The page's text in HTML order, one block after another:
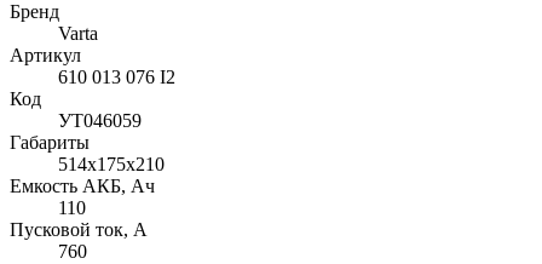
Бренд
Varta
Артикул
610 013 076 I2
Код
УТ046059
Габариты
514x175x210
Емкость АКБ, Ач
110
Пусковой ток, А
760